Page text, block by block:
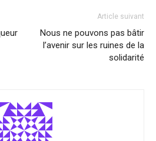
Article suivant
Nous ne pouvons pas bâtir
l’avenir sur les ruines de la
solidarité